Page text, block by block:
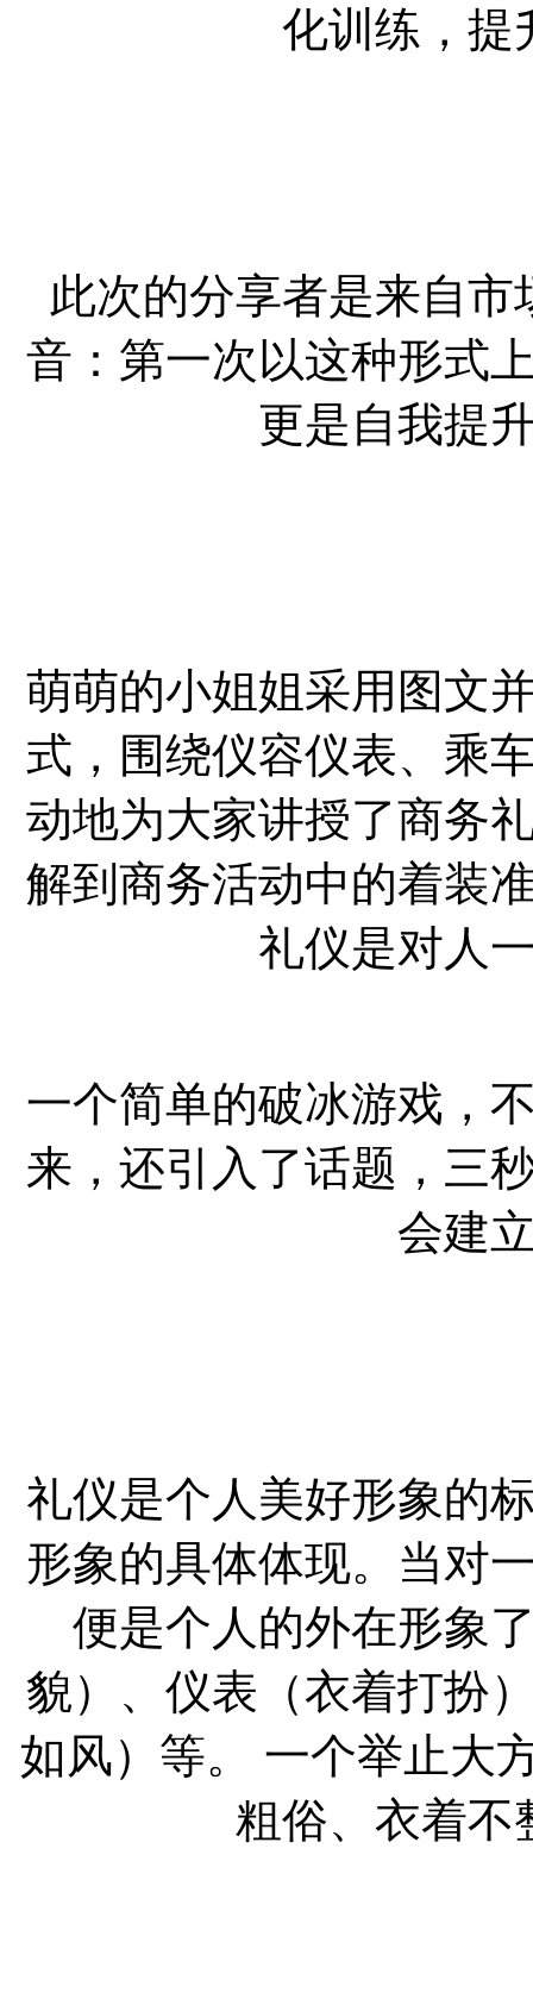
化训练，提
此次的分享者是来自
音：第一次以这种形式
更是自我提
萌萌的小姐姐采用图文
式，围绕仪容仪表、乘
动地为大家讲授了商务
解到商务活动中的着装
礼仪是对人
一个简单的破冰游戏，
来，还引入了话题，三
会建
礼仪是个人美好形象的
形象的具体体现。当对
便是个人的外在形象
貌）、仪表（衣着打扮
如风）等。 一个举止大
粗俗、衣着不